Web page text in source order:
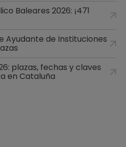
Baleares 2026: ¡471
Ayudante de Instituciones
plazas, fechas y claves
en Cataluña